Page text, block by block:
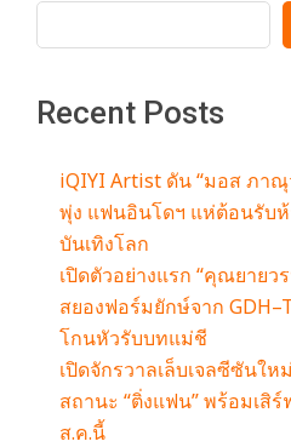
Recent Posts
iQIYI Artist ดัน “มอส ภา
พุ่ง แฟนอินโดฯ แห่ต้อนรับ
บันเทิงโลก
เปิดตัวอย่างแรก “คุณยายว
สยองฟอร์มยักษ์จาก
โกนหัวรับบทแม่ชี
เปิดจักรวาลเล็บเจลซีซันให
สถานะ “ติ่งแฟน” พร้อมเสิ
ส.ค.นี้